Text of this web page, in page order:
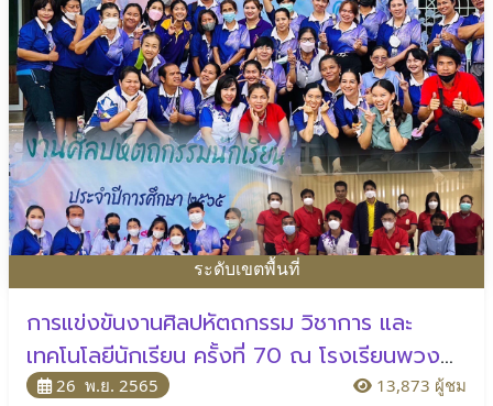
ระดับเขตพื้นที่
การแข่งขันงานศิลปหัตถกรรม วิชาการ และ
เทคโนโลยีนักเรียน ครั้งที่ 70 ณ โรงเรียนพวง
คราม26 พ.ย. 2565 13,873 ผู้ชม